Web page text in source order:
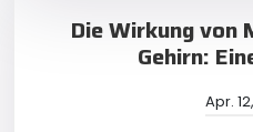
Die Wirkung von
Gehirn:
Apr.